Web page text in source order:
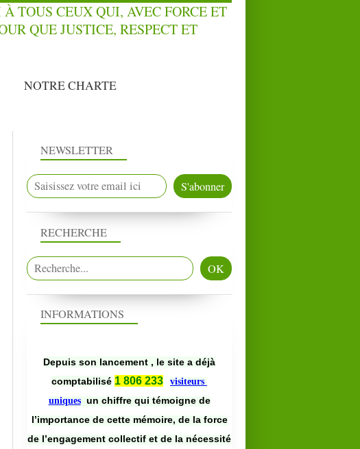
NOTRE CHARTE
NEWSLETTER
RECHERCHE
INFORMATIONS
Depuis son lancement , le site a déjà
comptabilisé 1 806 233
visiteurs
uniques un chiffre qui témoigne de
l’importance de cette mémoire, de la force
de l’engagement collectif et de la nécessité